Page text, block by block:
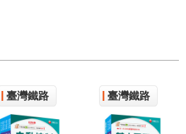
臺灣鐵路 臺灣鐵路